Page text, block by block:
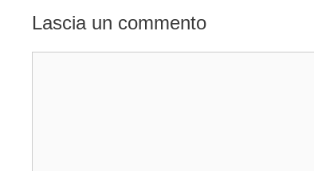
Lascia un commento